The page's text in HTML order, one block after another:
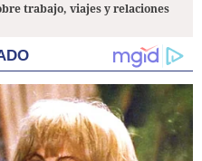
trabajo, viajes y relaciones